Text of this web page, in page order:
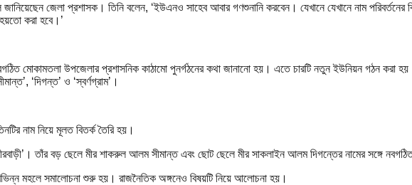
জেলা প্রশাসক। তিনি বলেন, ‘ইউএনও সাহেব আবার গণশুনানি করবেন। যেখানে যেখানে নাম
করা হবে।’
মোকামতলা উপজেলার প্রশাসনিক কাঠামো পুনর্গঠনের কথা জানানো হয়। এতে চারটি নতুন ইউনিয়ন গঠন করা
‘দিগন্ত’ ও ‘স্বর্ণগ্রাম’।
নাম নিয়ে মূলত বিতর্ক তৈরি হয়।
তাঁর বড় ছেলে মীর শাকরুল আলম সীমান্ত এবং ছোট ছেলে মীর সাকলাইন আলম দিগন্তের নামের সঙ্গে
মহলে সমালোচনা শুরু হয়। রাজনৈতিক অঙ্গনেও বিষয়টি নিয়ে আলোচনা হয়।